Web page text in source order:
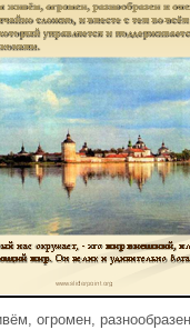
огромен,